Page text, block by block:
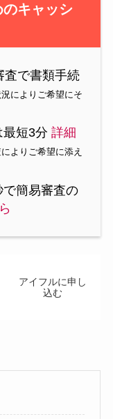
のキャッシ
査で書類手続
によりご希望にそ
最短3分詳細
よりご希望に添え
で簡易審査の
アイフルに申し
込む